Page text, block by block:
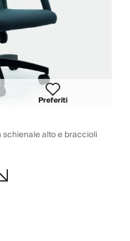
Preferiti
alto e braccioli